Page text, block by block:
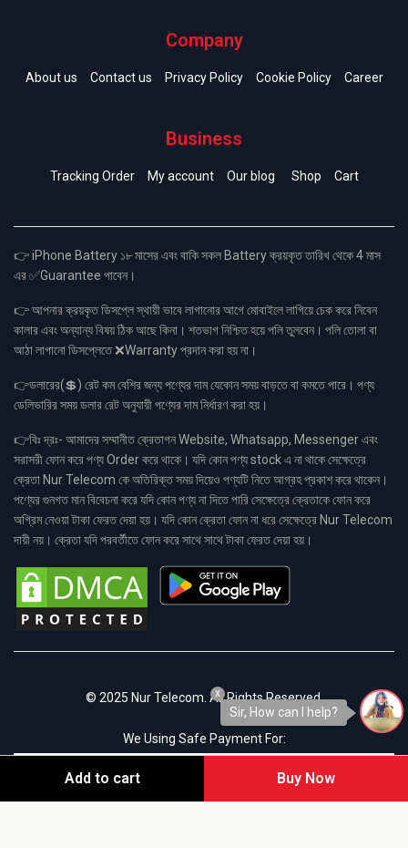
Company
About us Contact us Privacy Policy Cookie Policy Career
Business
Tracking Order My account Our blog Shop Cart
👉 iPhone Battery ১৮ মাসের এবং বাকি সকল Battery ক্রয়কৃত তারিখ থেকে 4 মাস
এর ✅Guarantee পাবেন।
👉 আপনার ক্রয়কৃত ডিসপ্লে স্থায়ী ভাবে লাগানোর আগে মোবাইলে লাগিয়ে চেক করে নিবেন
কালার এবং অন্যান্য বিষয় ঠিক আছে কিনা। শতভাগ নিশ্চিত হয়ে পলি তুলবেন। পলি তোলা বা
আঠা লাগানো ডিসপ্লেতে ❌Warranty প্রদান করা হয় না।
👉ডলারের(💲) রেট কম বেশির জন্য পণ্যের দাম যেকোন সময় বাড়তে বা কমতে পারে। পণ্য
ডেলিভারির সময় ডলার রেট অনুযায়ী পণ্যের দাম নির্ধারণ করা হয়।
👉বিঃ দ্রঃ- আমাদের সম্মানীত ক্রেতাগন Website, Whatsapp, Messenger এবং
সরাসরী ফোন করে পণ্য Order করে থাকে। যদি কোন পণ্য stock এ না থাকে সেক্ষেত্রে
ক্রেতা Nur Telecom কে অতিরিক্ত সময় দিয়েও পণ্যটি নিতে আগ্রহ প্রকাশ করে থাকেন।
পণ্যের গুনগত মান বিবেচনা করে যদি কোন পণ্য না দিতে পারি সেক্ষেত্রে ক্রেতাকে ফোন করে
অগ্রিম নেওয়া টাকা ফেরত দেয়া হয়। যদি কোন ক্রেতা ফোন না ধরে সেক্ষেত্রে Nur Telecom
দায়ী নয়। ক্রেতা যদি পরবর্তীতে ফোন করে সাথে সাথে টাকা ফেরত দেয়া হয়।
© 2025 Nur Telecom. All Rights Reserved.
We Using Safe Payment For:
Add to cart Buy Now
Sir, How can I help?
x